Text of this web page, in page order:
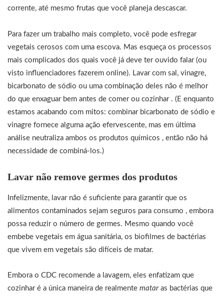
corrente, até mesmo frutas que você planeja descascar.
Para fazer um trabalho mais completo, você pode esfregar
vegetais cerosos com uma escova. Mas esqueça os processos
mais complicados dos quais você já deve ter ouvido falar (ou
visto influenciadores fazerem online). Lavar com sal, vinagre,
bicarbonato de sódio ou uma combinação deles não é melhor
do que enxaguar bem antes de comer ou cozinhar . (E enquanto
estamos acabando com mitos: combinar bicarbonato de sódio e
vinagre fornece alguma ação efervescente, mas em última
análise neutraliza ambos os produtos químicos , então não há
necessidade de combiná-los.)
Lavar não remove germes dos produtos
Infelizmente, lavar não é suficiente para garantir que os
alimentos contaminados sejam seguros para consumo , embora
possa reduzir o número de germes. Mesmo quando você
embebe vegetais em água sanitária, os biofilmes de bactérias
que vivem em vegetais são difíceis de matar.
Embora o CDC recomende a lavagem, eles enfatizam que
cozinhar é a única maneira de realmente mataras bactérias que